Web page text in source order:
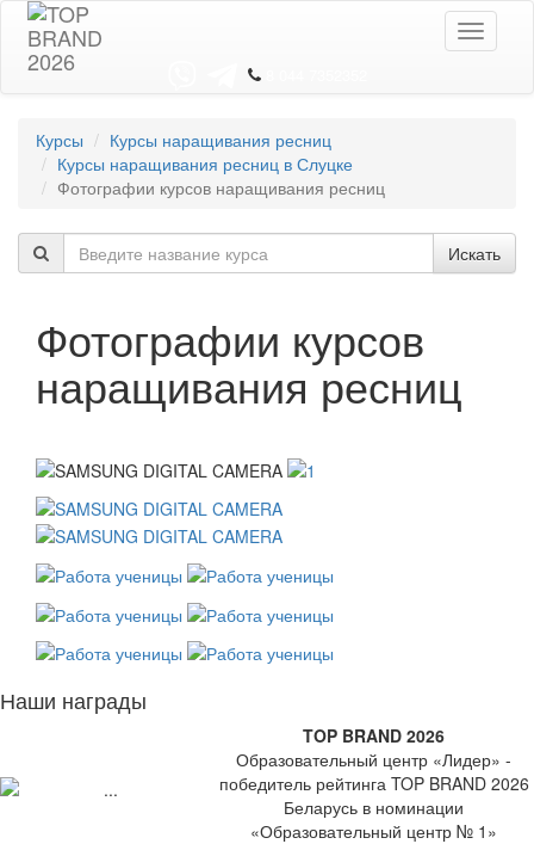
Toggle
Курсы
Курсы наращивания ресниц
Курсы наращивания ресниц в Слуцке
Фотографии курсов наращивания ресниц
Искать
Фотографии курсов
наращивания ресниц
Наши награды
TOP BRAND 2026
Образовательный центр «Лидер» -
победитель рейтинга TOP BRAND 2026
Беларусь в номинации
«Образовательный центр № 1»